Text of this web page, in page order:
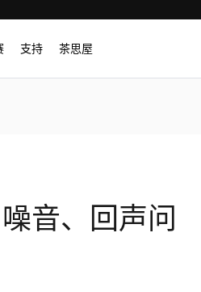
支持 茶思屋
音、回声问